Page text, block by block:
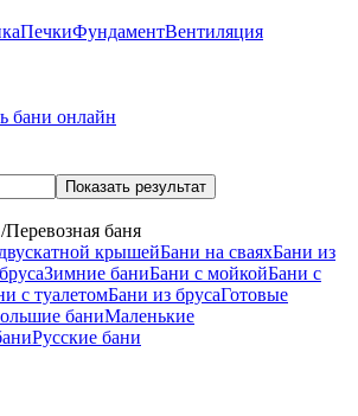
ПечкиФундаментВентиляция
бани онлайн
Показать результат
/Перевозная баня
крышейБани на сваяхБани из
Зимние баниБани с мойкойБани с
с туалетомБани из брусаГотовые
баниМаленькие
Русские бани